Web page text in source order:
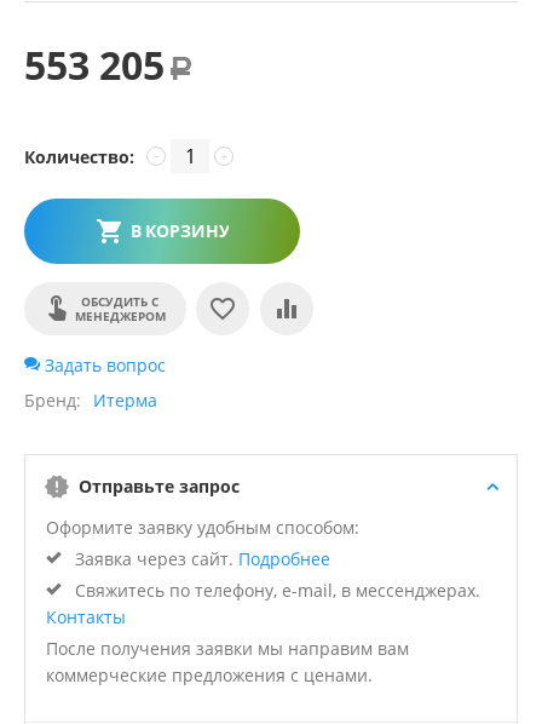
553 205 Р
Количество: +
−
В КОРЗИНУ
ОБСУДИТЬ С
МЕНЕДЖЕРОМ
Задать вопрос
Бренд
Итерма
Отправьте запрос
Оформите заявку удобным способом:
Заявка через сайт. Подробнее
Свяжитесь по телефону, e-mail, в мессенджерах.
Контакты
После получения заявки мы направим вам
коммерческие предложения с ценами.